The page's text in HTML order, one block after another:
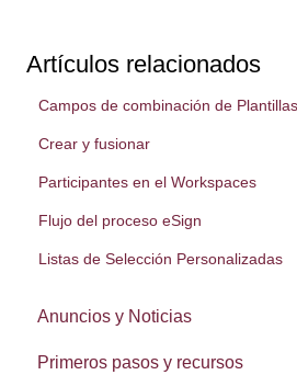
Artículos relacionados
Campos de combinación de
Crear y fusionar
Participantes en el Workspaces
Flujo del proceso eSign
Listas de Selección Personalizadas
Anuncios y Noticias
Notas de la lanzamiento
Primeros pasos y recursos